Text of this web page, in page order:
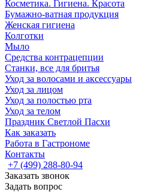
Косметика. Гигиена. Красота
Бумажно-ватная продукция
Женская гигиена
Колготки
Мыло
Средства контрацепции
Станки, все для бритья
Уход за волосами и аксессуары
Уход за лицом
Уход за полостью рта
Уход за телом
Праздник Светлой Пасхи
Как заказать
Работа в Гастрономе
Контакты
+7 (499) 288-80-94
Заказать звонок
Задать вопрос